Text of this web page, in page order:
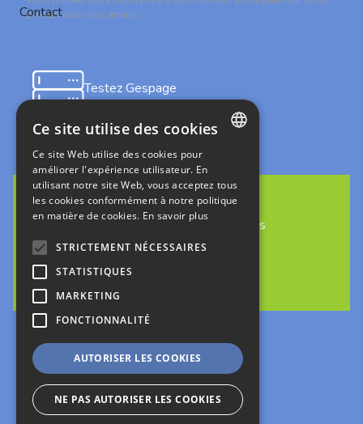
Contact
présent dans nos emails.
Testez Gespage
Découvrez Gespage Stratus
en cloud
Suivez-nous
Mentions légales
Politique de confidentialité
création : kienso.fr
FRENCH
ENGLISH
ITALIAN
GERMAN
Ce site utilise des cookies
Ce site Web utilise des cookies pour
améliorer l'expérience utilisateur. En
utilisant notre site Web, vous acceptez tous
les cookies conformément à notre politique
en matière de cookies. En savoir plus
STRICTEMENT NÉCESSAIRES
STATISTIQUES
MARKETING
FONCTIONNALITÉ
AUTORISER LES COOKIES
NE PAS AUTORISER LES COOKIES